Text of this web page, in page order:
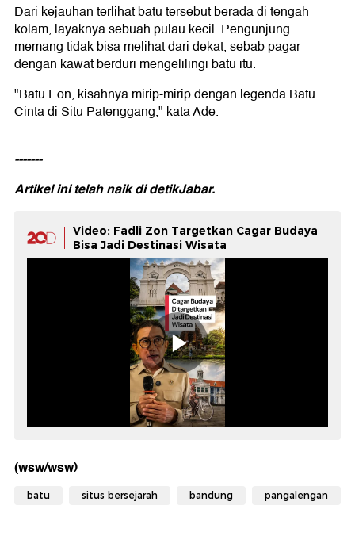
Dari kejauhan terlihat batu tersebut berada di tengah
kolam, layaknya sebuah pulau kecil. Pengunjung
memang tidak bisa melihat dari dekat, sebab pagar
dengan kawat berduri mengelilingi batu itu.
"Batu Eon, kisahnya mirip-mirip dengan legenda Batu
Cinta di Situ Patenggang," kata Ade.
-------
Artikel ini telah naik didetikJabar.
Video: Fadli Zon Targetkan Cagar Budaya
Bisa Jadi Destinasi Wisata
(wsw/wsw)
batu situs bersejarah bandung pangalengan